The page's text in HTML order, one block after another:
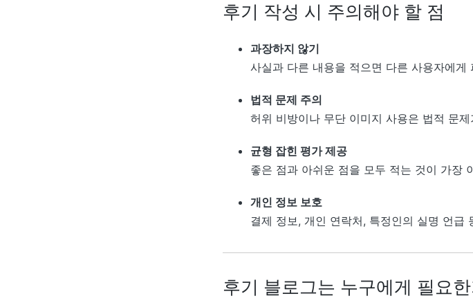
후기 작성 시 주의해야 할 점
과장하지 않기
사실과 다른 내용을 적으면 다른 사용자에게
법적 문제 주의
허위 비방이나 무단 이미지 사용은 법적 문
균형 잡힌 평가 제공
좋은 점과 아쉬운 점을 모두 적는 것이 가장
개인 정보 보호
결제 정보, 개인 연락처, 특정인의 실명 언급
후기 블로그는 누구에게 필요